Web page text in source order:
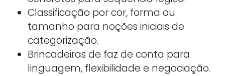
Classificação por cor, forma ou
tamanho para noções iniciais de
categorização.
Brincadeiras de faz de conta para
linguagem, flexibilidade e negociação.